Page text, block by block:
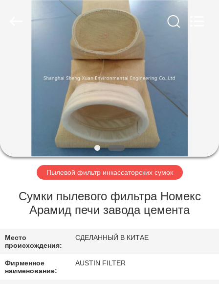
ПРОДУКТЫ
ПУТЕШЕСТВИЕ
ФАБРИКИ
ПРОВЕРКА
СВЯЖИТЕСЬ
МЫ
Пылевой фильтр инкассаторских сумок
Сумки пылевого фильтра Номекс
Арамид печи завода цемента
Место
происхождения:
СДЕЛАННЫЙ В КИТАЕ
Фирменное
наименование:
AUSTIN FILTER